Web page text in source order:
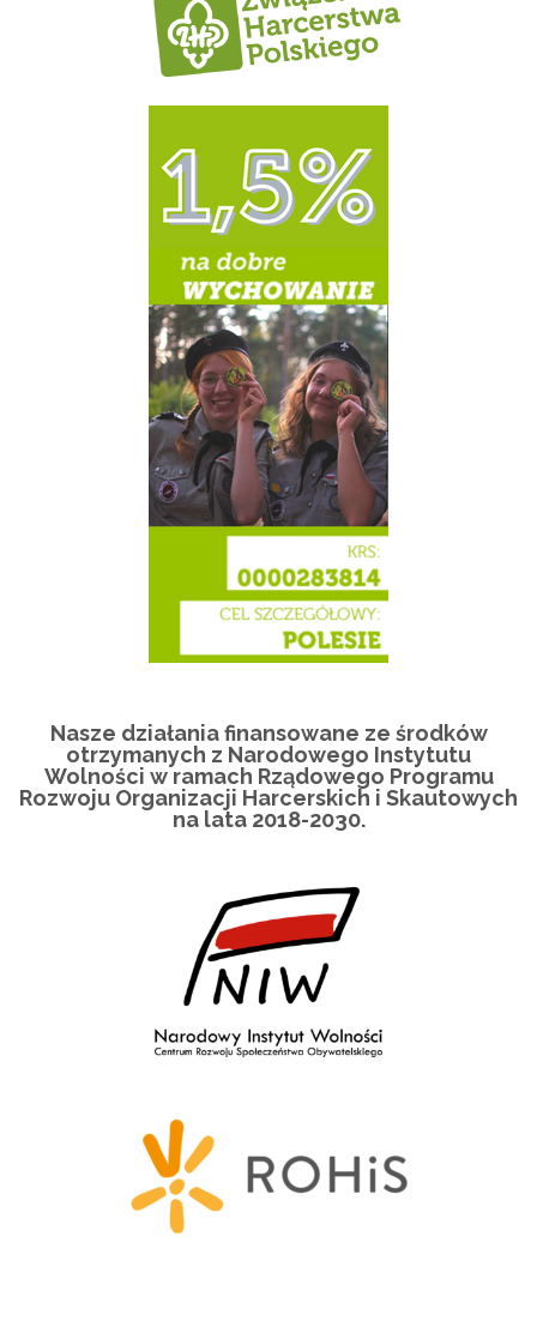
Nasze działania finansowane ze środków
otrzymanych z Narodowego Instytutu
Wolności w ramach Rządowego Programu
Rozwoju Organizacji Harcerskich i Skautowych
na lata 2018-2030.